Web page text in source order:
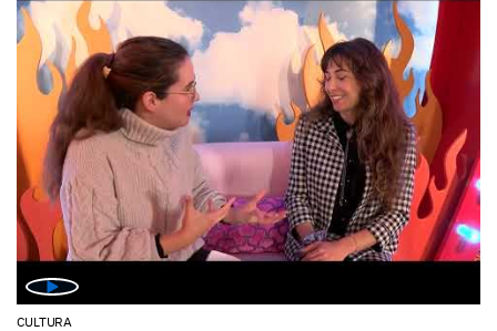
CULTURA